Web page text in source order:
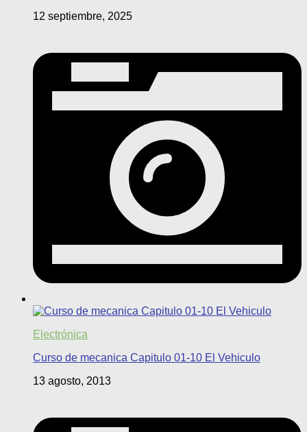
12 septiembre, 2025
Electrónica
Curso de mecanica Capitulo 01-10 El Vehiculo
13 agosto, 2013